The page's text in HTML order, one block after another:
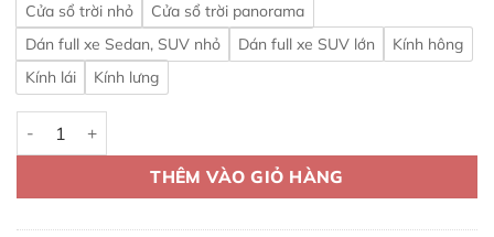
Cửa sổ trời nhỏ
Cửa sổ trời panorama
Dán full xe Sedan, SUV nhỏ
Dán full xe SUV lớn
Kính hông
Kính lái
Kính lưng
THÊM VÀO GIỎ HÀNG